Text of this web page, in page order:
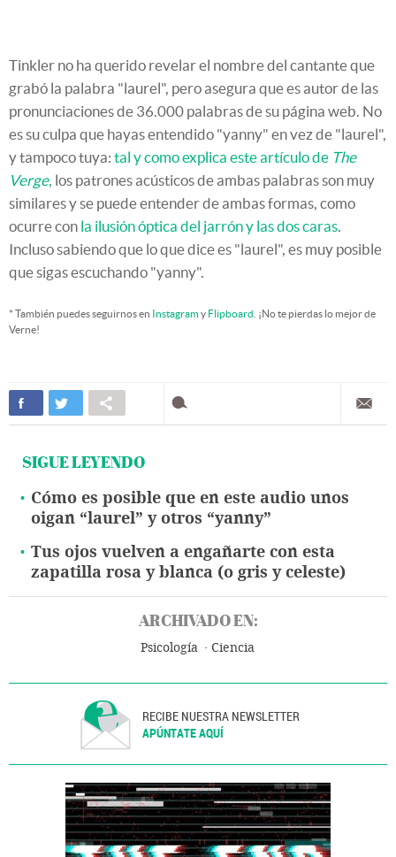
Tinkler no ha querido revelar el nombre del cantante que
grabó la palabra "laurel", pero asegura que es autor de las
pronunciaciones de 36.000 palabras de su página web. No
es su culpa que hayas entendido "yanny" en vez de "laurel",
y tampoco tuya: tal y como explica este artículo de The
Verge, los patrones acústicos de ambas palabras son muy
similares y se puede entender de ambas formas, como
ocurre con la ilusión óptica del jarrón y las dos caras
Incluso sabiendo que lo que dice es "laurel", es muy posible
que sigas escuchando "yanny".
* También puedes seguirnos en Instagramy Flipboard . ¡No te pierdas lo mejor de
Verne!
SIGUE LEYENDO
Cómo es posible que en este audio unos
oigan “laurel” y otros “yanny”
Tus ojos vuelven a engañarte con esta
zapatilla rosa y blanca (o gris y celeste)
ARCHIVADO EN:
Psicología Ciencia
RECIBE NUESTRA NEWSLETTER
APÚNTATE AQUÍ